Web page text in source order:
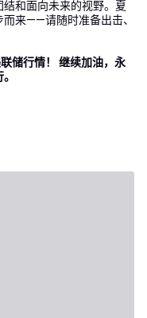
和面向未来的视野。夏
来——请随时准备出击、
储行情！ 继续加油，永